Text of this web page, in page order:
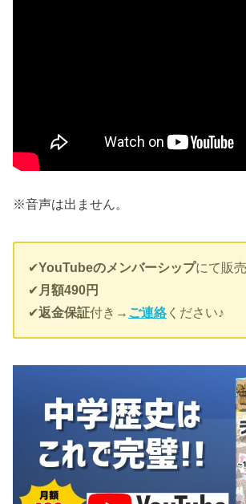
※音声は出ません。
✔︎YouTubeのメンバーシップにて販売
✔︎ 月額490円
✔︎返金保証付き→ ご連絡ください♪